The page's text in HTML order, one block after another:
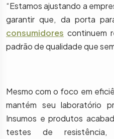
“Estamos ajustando a
garantir que, da porta
consumidores continuem
padrão de qualidade que
Mesmo com o foco em
mantém seu laboratório
Insumos e produtos
testes de